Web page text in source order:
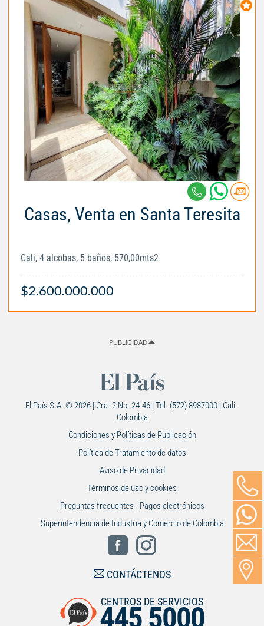
Casas, Venta en Santa Teresita
Cali, 4 alcobas, 5 baños, 570,00mts2
$2.600.000.000
PUBLICIDAD
El País S.A. © 2026 | Cra. 2 No. 24-46 | Tel. (572) 8987000 | Cali -
Colombia
Condiciones y Políticas de Publicación
Política de Tratamiento de datos
Aviso de Privacidad
Términos de uso y cookies
Preguntas frecuentes - Pagos electrónicos
Superintendencia de Industria y Comercio de Colombia
CONTÁCTENOS
CENTROS DE SERVICIOS
445 5000